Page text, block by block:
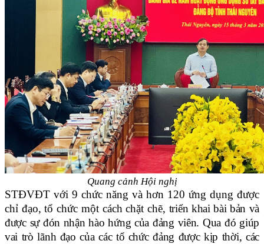
Quang cảnh Hội nghị
STĐVĐT với 9 chức năng và hơn 120 ứng dụng được
chỉ đạo, tổ chức một cách chặt chẽ, triển khai bài bản và
được sự đón nhận hào hứng của đảng viên. Qua đó giúp
vai trò lãnh đạo của các tổ chức đảng được kịp thời, các